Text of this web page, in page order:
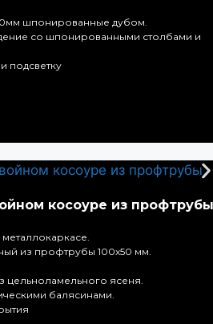
шпонированные дубом.
со шпонированными столбами и
подсветку
косоуре из профтрубы
из профтрубы 100х50 мм.
цельноламельного ясеня.
балясинами.